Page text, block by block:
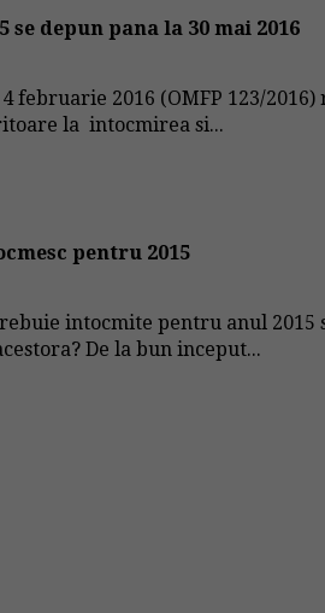
depun pana la 30 mai 2016
februarie 2016 (OMFP 123/
la intocmirea si...
pentru 2015
intocmite pentru anul 2015
De la bun inceput...